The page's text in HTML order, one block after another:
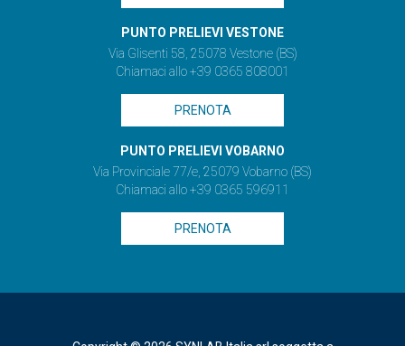
PUNTO PRELIEVI VESTONE
Via Glisenti 58, 25078 Vestone (BS)
Chiamaci allo +39 0365 808001
PRENOTA
PUNTO PRELIEVI VOBARNO
Via Provinciale 77/e, 25079 Vobarno (BS)
Chiamaci allo +39 0365 596911
PRENOTA